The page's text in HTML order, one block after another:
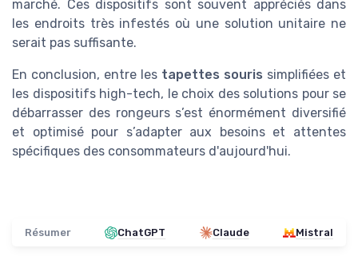
marché. Ces dispositifs sont souvent appréciés dans
les endroits très infestés où une solution unitaire ne
serait pas suffisante.
En conclusion, entre les tapettes souris simplifiées et
les dispositifs high-tech, le choix des solutions pour se
débarrasser des rongeurs s’est énormément diversifié
et optimisé pour s’adapter aux besoins et attentes
spécifiques des consommateurs d'aujourd'hui.
Résumer ChatGPT Claude Mistral